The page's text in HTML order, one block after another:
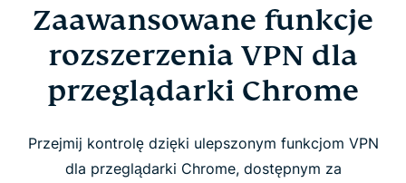
Zaawansowane funkcje
rozszerzenia VPN dla
przeglądarki Chrome
Przejmij kontrolę dzięki ulepszonym funkcjom VPN
dla przeglądarki Chrome, dostępnym za